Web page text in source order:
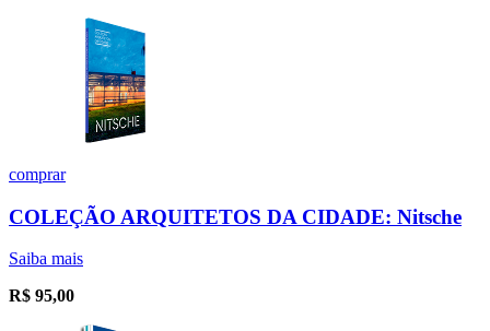
comprar
COLEÇÃO ARQUITETOS DA CIDADE: Nitsche
Saiba mais
R$ 95,00